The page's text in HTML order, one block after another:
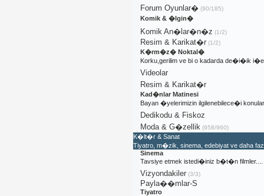
Forum Oyunlar�(90/185)
Komik & �lgin�
Komik An�lar�n�z (1/2)
Resim & Karikat�r(1/2)
K�rm�z� Noktal�
Korku,gerilim ve bi o kadarda de�i�ik
Videolar
Resim & Karikat�r
Kad�nlar Matinesi
Bayan �yelerimizin ilgilenebilece�i
Dedikodu & Fiskoz
Moda & G�zellik (958/960)
K�lt�r & Sanat
Tiyatro, m�zik, sinema, edebiyat ve daha
Sinema
Tavsiye etmek istedi�iniz b�t�n filmler....
Vizyondakiler(3/3)
Payla��mlar-S
Tiyatro